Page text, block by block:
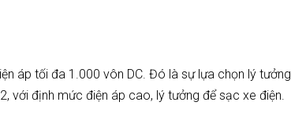
áp tối đa 1.000 vôn DC. Đó là sự lựa chọn lý tưởng
với định mức điện áp cao, lý tưởng để sạc xe điện.